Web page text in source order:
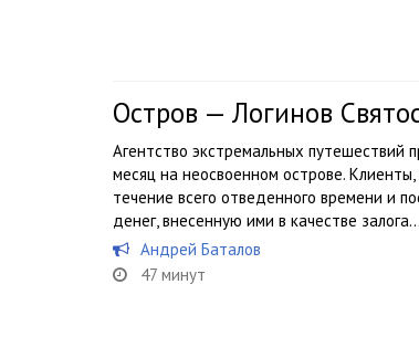
Остров — Логинов
Агентство экстремальных путешествий
месяц на неосвоенном острове.
течение всего отведенного времени и
денег, внесенную ими в качестве
Андрей Баталов
47 минут